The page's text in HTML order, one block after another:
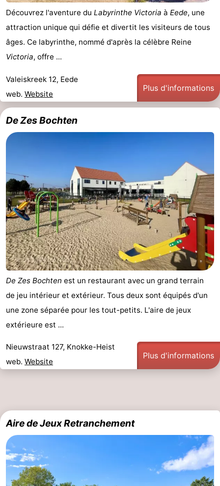
Découvrez l'aventure du Labyrinthe Victoria à Eede, une
attraction unique qui défie et divertit les visiteurs de tous
âges. Ce labyrinthe, nommé d'après la célèbre Reine
Victoria, offre ...
Valeiskreek 12, Eede
web. Website
Plus d'informations
De Zes Bochten
De Zes Bochten est un restaurant avec un grand terrain
de jeu intérieur et extérieur. Tous deux sont équipés d'un
une zone séparée pour les tout-petits. L'aire de jeux
extérieure est ...
Nieuwstraat 127, Knokke-Heist
web. Website
Plus d'informations
Aire de Jeux Retranchement